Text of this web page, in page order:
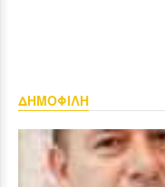
ΔΗΜΟΦΙΛΗ